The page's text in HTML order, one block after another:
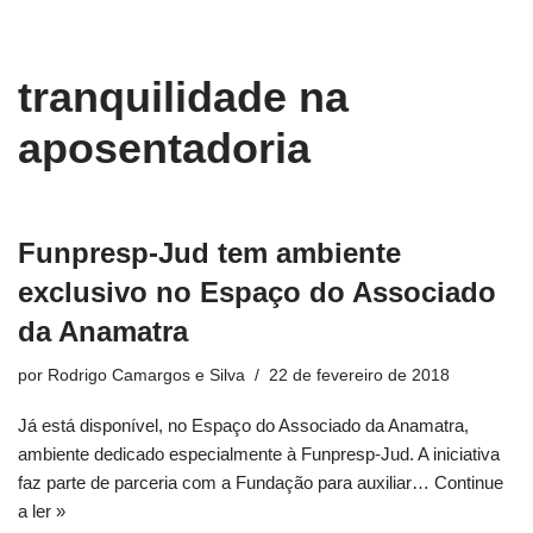
para
conteúdo
tranquilidade na
aposentadoria
Funpresp-Jud tem ambiente
exclusivo no Espaço do Associado
da Anamatra
por Rodrigo Camargos e Silva 22 de fevereiro de 2018
Já está disponível, no Espaço do Associado da Anamatra,
ambiente dedicado especialmente à Funpresp-Jud. A iniciativa
faz parte de parceria com a Fundação para auxiliar… Continue
a ler »